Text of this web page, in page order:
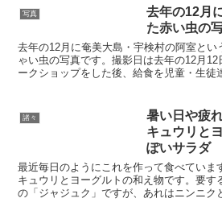
んなルートビ
るのだろうか。
写真
去年の12月
た赤い虫の
去年の12月に奄美大島・宇検村の阿室とい
ゃい虫の写真です。撮影日は去年の12月
ークショップをした後、給食を児童・生徒
諸々
暑い日や疲
キュウリと
ぽいサラダ
最近毎日のようにこれを作って食べていま
キュウリとヨーグルトの和え物です。要す
の「ジャジュク」ですが、あれはニンニク